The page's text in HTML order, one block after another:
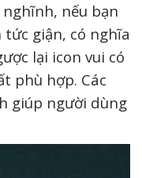
nếu bạn
giận, có nghĩa
lại icon vui có
phù hợp. Các
giúp người dùng